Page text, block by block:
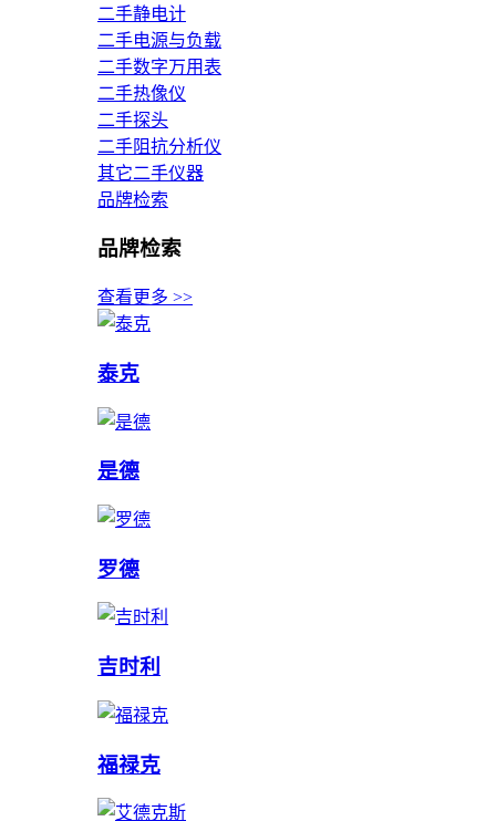
二手静电计
二手电源与负载
二手数字万用表
二手热像仪
二手探头
二手阻抗分析仪
其它二手仪器
品牌检索
品牌检索
查看更多 >>
泰克
是德
罗德
吉时利
福禄克